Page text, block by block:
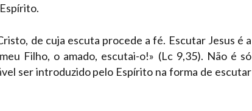
de cuja escuta procede a fé. Escutar Jesus é a
Filho, o amado, escutai-o!» (Lc 9,35). Não é só
ser introduzido pelo Espírito na forma de escutar